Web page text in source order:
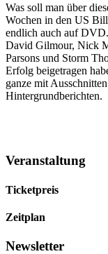
Was soll man über
Wochen in den US
endlich auch auf
David Gilmour, Nick
Parsons und Storm
Erfolg beigetragen
ganze mit
Hintergrundberichten.
Veranstaltung
Ticketpreis
Zeitplan
Newsletter